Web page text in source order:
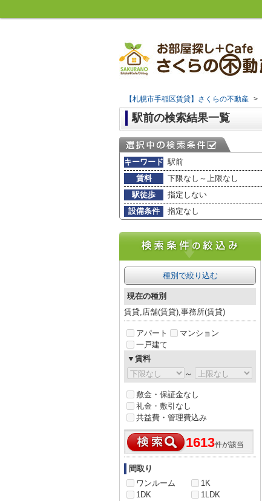
【札幌市手稲区賃貸】さくらの不動産 >
駅前の検索結果一覧
キーワード 駅前
賃料
下限なし～上限なし
駅徒歩
指定しない
設備条件
指定なし
種別で絞り込む
現在の種別
賃貸,店舗(賃貸),事務所(賃貸)
アパート
マンション
一戸建て
▼賃料
～
敷金・保証金なし
礼金・敷引なし
共益費・管理費込み
1613件が該当
間取り
ワンルーム
1K
1DK
1LDK